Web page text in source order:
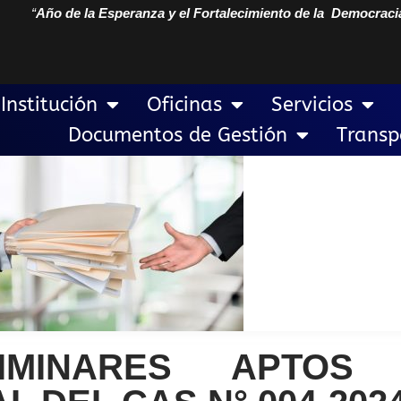
“Año de la Esperanza y el Fortalecimiento de la
Institución Oficinas
Servicios
Documentos de Gestión